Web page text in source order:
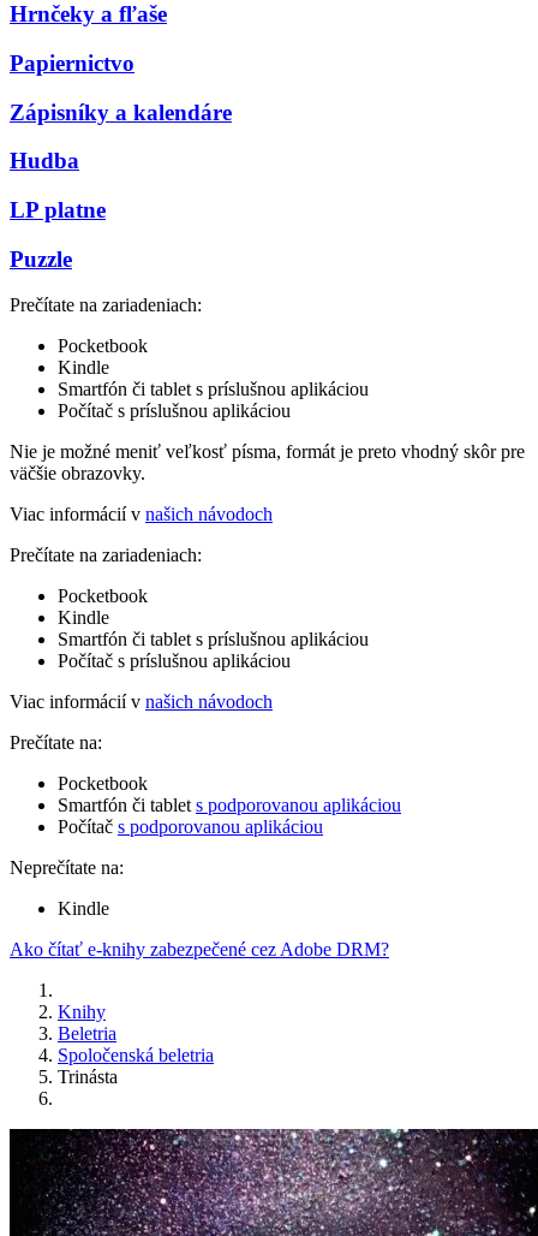
Hrnčeky a fľaše
Papiernictvo
Zápisníky a kalendáre
Hudba
LP platne
Puzzle
Prečítate na zariadeniach:
Pocketbook
Kindle
Smartfón či tablet s príslušnou aplikáciou
Počítač s príslušnou aplikáciou
Nie je možné meniť veľkosť písma, formát je preto vhodný skôr pre
väčšie obrazovky.
Viac informácií v našich návodoch
Prečítate na zariadeniach:
Pocketbook
Kindle
Smartfón či tablet s príslušnou aplikáciou
Počítač s príslušnou aplikáciou
Viac informácií v našich návodoch
Prečítate na:
Pocketbook
Smartfón či tablet s podporovanou aplikáciou
Počítač s podporovanou aplikáciou
Neprečítate na:
Kindle
Ako čítať e-knihy zabezpečené cez Adobe DRM?
Knihy
Beletria
Spoločenská beletria
Trinásta